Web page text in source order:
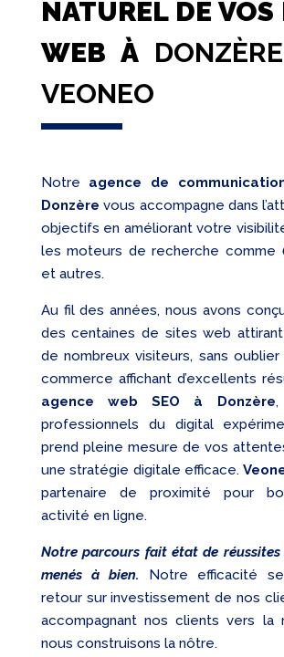
NATUREL DE VOS
WEB À DONZÈRE
VEONEO
Notre agence de
Donzère vous accompagne dans
objectifs en améliorant votre
les moteurs de recherche comme
et autres.
Au fil des années, nous avons
des centaines de sites web
de nombreux visiteurs, sans
commerce affichant d’excellents
agence web SEO à Donzère,
professionnels du digital
prend pleine mesure de vos
une stratégie digitale efficace.
partenaire de proximité pour
activité en ligne.
Notre parcours fait état de
menés à bien. Notre efficacité
retour sur investissement de nos
accompagnant nos clients vers la
nous construisons la nôtre.